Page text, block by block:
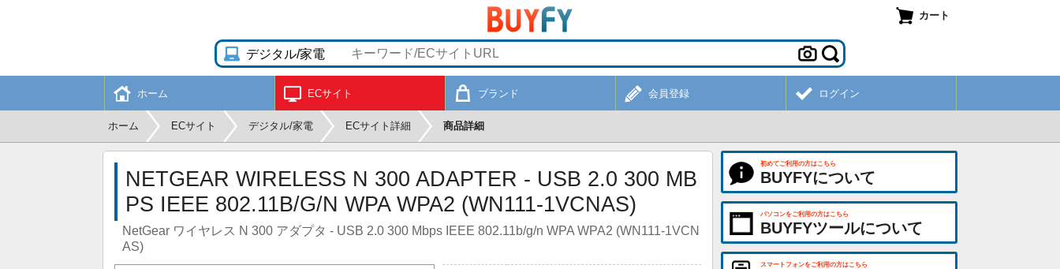
カート
ホーム ECサイト ブランド 会員登録 ログイン
ホーム ECサイト デジタル/家電 ECサイト詳細 商品詳細
NETGEAR WIRELESS N 300 ADAPTER - USB 2.0 300 MB
PS IEEE 802.11B/G/N WPA WPA2 (WN111-1VCNAS)
NetGear ワイヤレス N 300 アダプタ - USB 2.0 300 Mbps IEEE 802.11b/g/n WPA WPA2 (WN111-1VCN
AS)
初めてご利用の方はこちら
BUYFYについて
パソコンをご利用の方はこちら
BUYFYツールについて
スマートフォンをご利用の方はこちら